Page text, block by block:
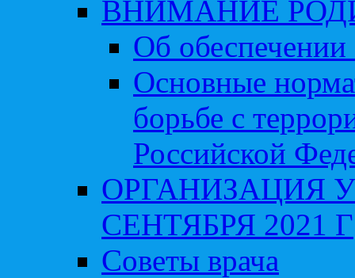
ВНИМАНИЕ
Об обеспечении
Основные
борьбе с
Российской
ОРГАНИЗАЦИЯ
СЕНТЯБРЯ 2021 Г
Советы врача